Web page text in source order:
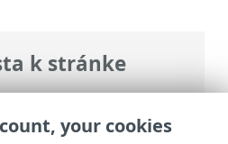
k stránke
>ESET Safe Server
> Zásady ochrany
your cookies